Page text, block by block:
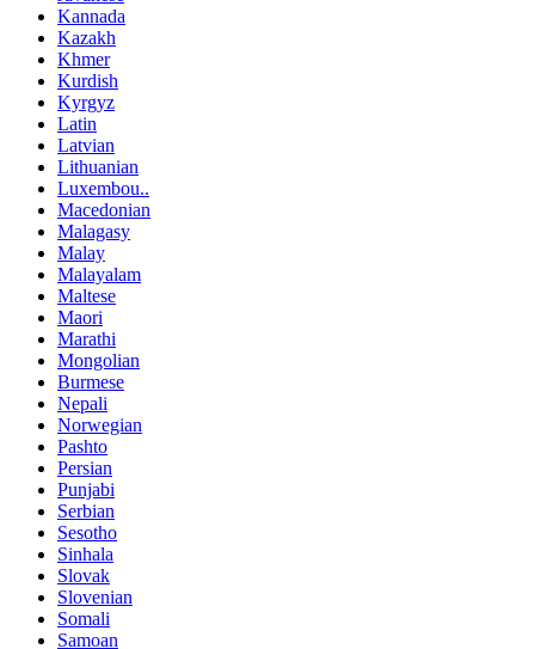
Kannada
Kazakh
Khmer
Kurdish
Kyrgyz
Latin
Latvian
Lithuanian
Luxembou..
Macedonian
Malagasy
Malay
Malayalam
Maltese
Maori
Marathi
Mongolian
Burmese
Nepali
Norwegian
Pashto
Persian
Punjabi
Serbian
Sesotho
Sinhala
Slovak
Slovenian
Somali
Samoan